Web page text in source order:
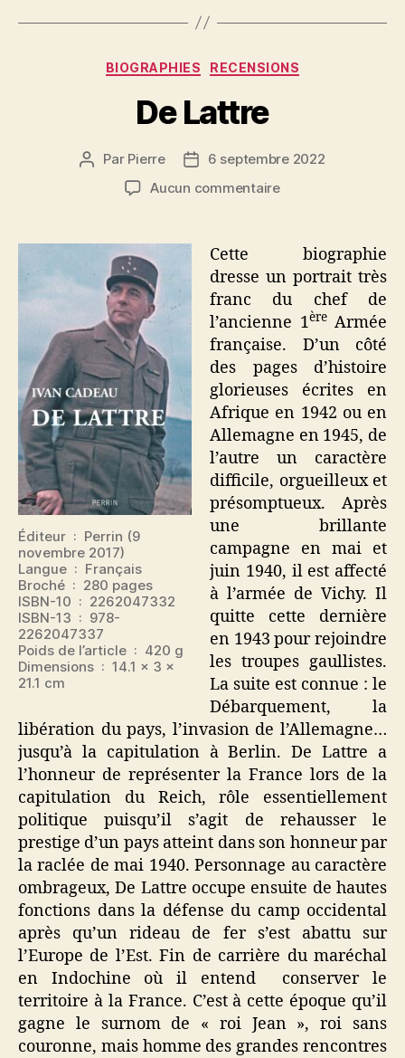
Catégories
BIOGRAPHIES RECENSIONS
De Lattre
Auteur
l’article
Par Pierre
Date6 septembre 2022
Aucun commentairesur
Éditeur ‏ : ‎ Perrin (9
novembre 2017)
Langue ‏ : ‎ Français
Broché ‏ : ‎ 280 pages
ISBN-10 ‏ : ‎ 2262047332
ISBN-13 ‏ : ‎ 978-
2262047337
Poids de l’article ‏ : ‎ 420 g
Dimensions ‏ : ‎ 14.1 x 3 x
21.1 cm
Cette biographie
dresse un portrait très
franc du chef de
l’ancienne 1èreArmée
française. D’un côté
des pages d’histoire
glorieuses écrites en
Afrique en 1942 ou en
Allemagne en 1945, de
l’autre un caractère
difficile, orgueilleux et
présomptueux. Après
une brillante
campagne en mai et
juin 1940, il est affecté
à l’armée de Vichy. Il
quitte cette dernière
en 1943 pour rejoindre
les troupes gaullistes.
La suite est connue : le
Débarquement, la
libération du pays, l’invasion de l’Allemagne…
jusqu’à la capitulation à Berlin. De Lattre a
l’honneur de représenter la France lors de la
capitulation du Reich, rôle essentiellement
politique puisqu’il s’agit de rehausser le
prestige d’un pays atteint dans son honneur par
la raclée de mai 1940. Personnage au caractère
ombrageux, De Lattre occupe ensuite de hautes
fonctions dans la défense du camp occidental
après qu’un rideau de fer s’est abattu sur
l’Europe de l’Est. Fin de carrière du maréchal
en Indochine où il entend conserver le
territoire à la France. C’est à cette époque qu’il
gagne le surnom de « roi Jean », roi sans
couronne, mais homme des grandes rencontres